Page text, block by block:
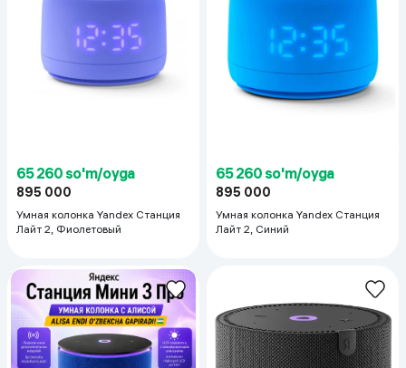
65 260 so'm/oyga
895 000
Умная колонка Yandex Станция
Лайт 2, Фиолетовый
65 260 so'm/oyga
895 000
Умная колонка Yandex Станция
Лайт 2, Синий